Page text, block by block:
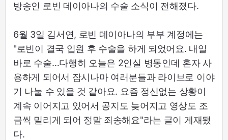
방송인 로빈 데이아나의 수술 소식이 전해졌다.
6월 3일 김서연, 로빈 데이아나의 부부 계정에는
"로빈이 결국 입원 후 수술을 하게 되었어요. 내일
바로 수술…다행히 오늘은 2인실 병동인데 혼자 사
용하게 되어서 잠시나마 여러분들과 라이브로 이야
기 나눌 수 있을 것 같아요. 요즘 정신없는 상황이
계속 이어지고 있어서 공지도 늦어지고 영상도 조
금씩 밀리게 되어 정말 죄송해요"라는 글이 게재됐
다.